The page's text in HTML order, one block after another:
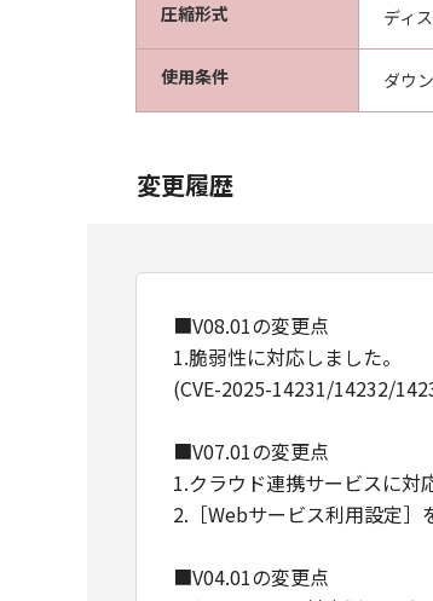
圧縮形式 ディ
使用条件 ダウ
変更履歴
■V08.01の変更点
1.脆弱性に対応しました。
(CVE-2025-14231/14232/
■V07.01の変更点
1.クラウド連携サービスに対
2.［Webサービス利用設定］
■V04.01の変更点